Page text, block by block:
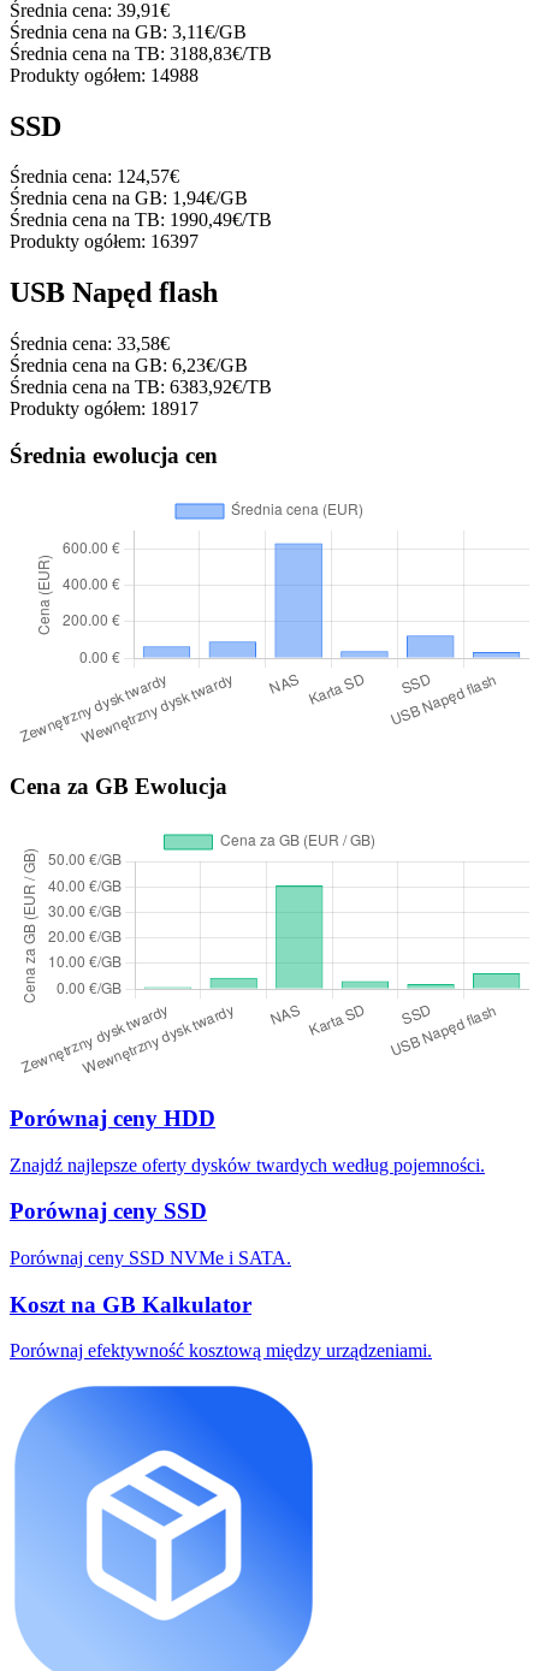
Średnia cena: 39,91€
Średnia cena na GB: 3,11€/GB
Średnia cena na TB: 3188,83€/TB
Produkty ogółem: 14988
SSD
Średnia cena: 124,57€
Średnia cena na GB: 1,94€/GB
Średnia cena na TB: 1990,49€/TB
Produkty ogółem: 16397
USB Napęd flash
Średnia cena: 33,58€
Średnia cena na GB: 6,23€/GB
Średnia cena na TB: 6383,92€/TB
Produkty ogółem: 18917
Średnia ewolucja cen
Cena za GB Ewolucja
Porównaj ceny HDD
Znajdź najlepsze oferty dysków twardych według pojemności.
Porównaj ceny SSD
Porównaj ceny SSD NVMe i SATA.
Koszt na GB Kalkulator
Porównaj efektywność kosztową między urządzeniami.